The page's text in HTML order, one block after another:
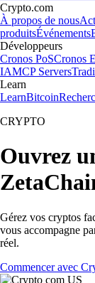
Crypto.com
À propos de nous
produitsÉvénements
Développeurs
Cronos PoSCronos
IAMCP Servers
Learn
LearnBitcoin
CRYPTO
Ouvrez
Gérez vos cryptos
vous accompagne
réel.
Commencer avec